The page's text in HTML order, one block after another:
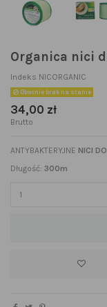
Organica nici
Indeks NICORGANIC
Obecnie brak na stanie
34,00 zł
Brutto
ANTYBAKTERYJNE NICI
Długość: 300m